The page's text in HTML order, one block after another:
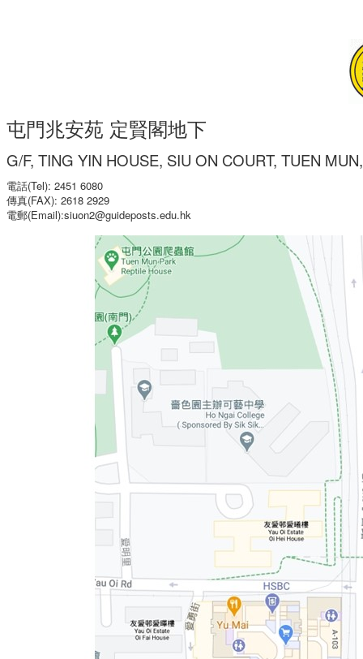
屯門兆安苑 定賢閣地下
G/F, TING YIN HOUSE, SIU ON COURT, TUEN
電話(Tel): 2451 6080
傳真(FAX): 2618 2929
電郵(Email):siuon2@guideposts.edu.hk